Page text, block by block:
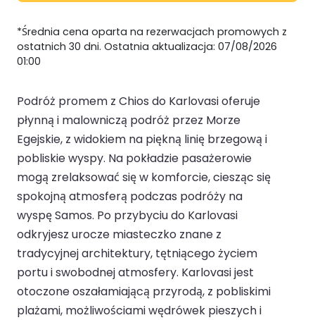
*Średnia cena oparta na rezerwacjach promowych z
ostatnich 30 dni. Ostatnia aktualizacja: 07/08/2026
01:00
Podróż promem z Chios do Karlovasi oferuje
płynną i malowniczą podróż przez Morze
Egejskie, z widokiem na piękną linię brzegową i
pobliskie wyspy. Na pokładzie pasażerowie
mogą zrelaksować się w komforcie, ciesząc się
spokojną atmosferą podczas podróży na
wyspę Samos. Po przybyciu do Karlovasi
odkryjesz urocze miasteczko znane z
tradycyjnej architektury, tętniącego życiem
portu i swobodnej atmosfery. Karlovasi jest
otoczone oszałamiającą przyrodą, z pobliskimi
plażami, możliwościami wędrówek pieszych i